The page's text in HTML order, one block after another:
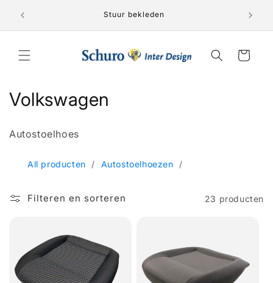
naar de
Stuur bekleden
Winkelwagen
C
e
Volkswagen
Autostoelhoes
All producten / Autostoelhoezen /
Filteren en sorteren 23 producten